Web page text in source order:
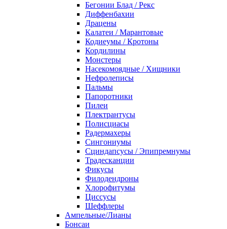
Бегонии Блад / Рекс
Диффенбахии
Драцены
Калатеи / Марантовые
Кодиеумы / Кротоны
Кордилины
Монстеры
Насекомоядные / Хищники
Нефролеписы
Пальмы
Папоротники
Пилеи
Плектрантусы
Полисциасы
Радермахеры
Сингониумы
Сциндапсусы / Эпипремнумы
Традесканции
Фикусы
Филодендроны
Хлорофитумы
Циссусы
Шеффлеры
Ампельные/Лианы
Бонсаи